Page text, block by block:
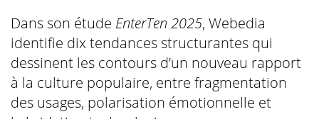
Dans son étude EnterTen 2025, Webedia
identifie dix tendances structurantes qui
dessinent les contours d’un nouveau rapport
à la culture populaire, entre fragmentation
des usages, polarisation émotionnelle et